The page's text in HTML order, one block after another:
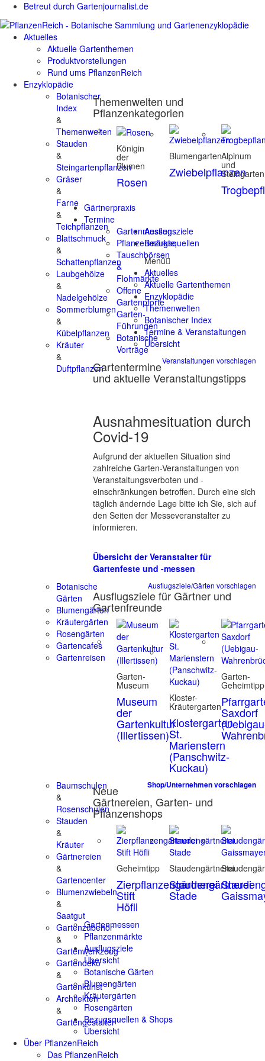
Betreut durch Gartenjournalist.de
Aktuelles
Aktuelle Gartenthemen
Produktvorstellungen
Rund ums PflanzenReich
Enzyklopädie
Botanischer
Index
&
Themenwelten
Stauden
&
Steingartenpflanzen
Gräser
&
Farne
&
Teichpflanzen
Blattschmuck
&
Schattenpflanzen
Laubgehölze
&
Nadelgehölze
Sommerblumen
&
Kübelpflanzen
Kräuter
&
Duftpflanzen
Themenwelten und
Pflanzenkategorien
Königin
der
Blumen
Rosen
Blumengarten
Zwiebelpflanzen
Alpinum
und
Steingarten
Gärtnerpraxis
Termine
Gartenmessen
Pflanzenmärkte
Tauschbörsen
&
Flohmärkte
Offene
Gartenpforte
Garten-
Führungen
Botanische
Vorträge
Veranstaltungen vorschlagen
Gartentermine
und aktuelle Veranstaltungstipps
Ausnahmesituation durch
Covid-19
Aufgrund der aktuellen Situation sind
zahlreiche Garten-Veranstaltungen von
Veranstaltungsverboten und -
einschränkungen betroffen. Durch eine sich
täglich ändernde Lage bitte ich Sie, sich auf
den Seiten der Messeveranstalter zu
informieren.
Übersicht der Veranstalter für
Gartenfeste und -messen
Ausflugsziele
Botanische
Gärten
Blumengärten
Kräutergärten
Rosengärten
Gartencafes
Gartenreisen
Ausflugsziele/Gärten vorschlagen
Ausflugsziele für Gärtner und
Gartenfreunde
Garten-
Museum
Museum
der
Gartenkultur
(Illertissen)
Kloster-
Kräutergarten
Klostergarten
St.
Marienstern
(Panschwitz-
Kuckau)
Garten-
Geheimtipp
Saxdorf
Bezugsquellen
Baumschulen
&
Rosenschulen
Stauden
&
Kräuter
Gärtnereien
&
Gartencenter
Blumenzwiebeln
&
Saatgut
Gartenzubehör
&
Gartenwerkzeug
Gartendeko
&
Gartenkunst
Architekten
&
Gartengestalter
Shop/Unternehmen vorschlagen
Neue
Gärtnereien, Garten- und
Pflanzenshops
Geheimtipp
Zierpflanzengärtnerei
Stift
Höfli
Staudengärtnerei
Staudengärtnerei
Stade
Menü
Aktuelles
Aktuelle Gartenthemen
Enzyklopädie
Themenwelten
Botanischer Index
Termine & Veranstaltungen
Übersicht
Gartenmessen
Pflanzenmärkte
Ausflugsziele
Übersicht
Botanische Gärten
Blumengärten
Kräutergärten
Rosengärten
Bezugsquellen & Shops
Übersicht
Über PflanzenReich
Das PflanzenReich